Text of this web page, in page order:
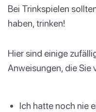
Bei Trinkspielen
haben, trinken!
Hier sind einige
Anweisungen, die Sie
Ich hatte noch nie